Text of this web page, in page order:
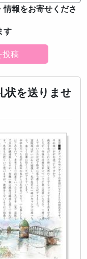
報をお寄せくださ
す
稿
状を送りませ